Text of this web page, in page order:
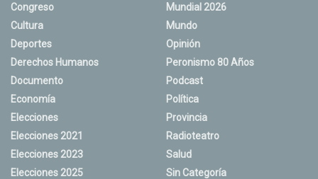
Congreso
Cultura
Deportes
Derechos Humanos
Documento
Economía
Elecciones
Elecciones 2021
Elecciones 2023
Elecciones 2025
Mundial 2026
Mundo
Opinión
Peronismo 80 Años
Podcast
Política
Provincia
Radioteatro
Salud
Sin Categoría